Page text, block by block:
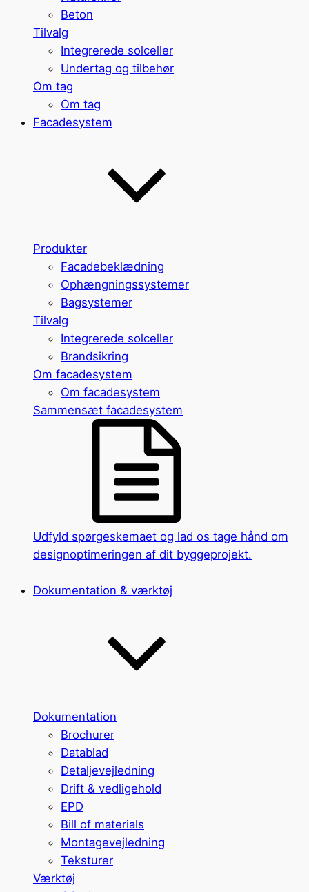
Beton
Tilvalg
Integrerede solceller
Undertag og tilbehør
Om tag
Om tag
Facadesystem
Produkter
Facadebeklædning
Ophængningssystemer
Bagsystemer
Tilvalg
Integrerede solceller
Brandsikring
Om facadesystem
Om facadesystem
Sammensæt facadesystem
Udfyld spørgeskemaet og lad os tage hånd om
designoptimeringen af dit byggeprojekt.
Dokumentation & værktøj
Dokumentation
Brochurer
Datablad
Detaljevejledning
Drift & vedligehold
EPD
Bill of materials
Montagevejledning
Teksturer
Værktøj